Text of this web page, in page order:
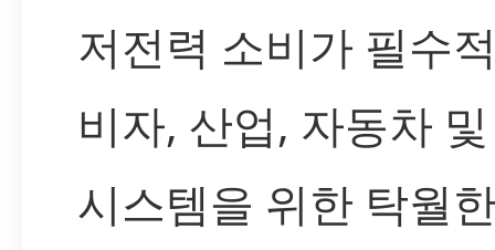
저전력 소비가 필수
비자, 산업, 자동차
시스템을 위한 탁월